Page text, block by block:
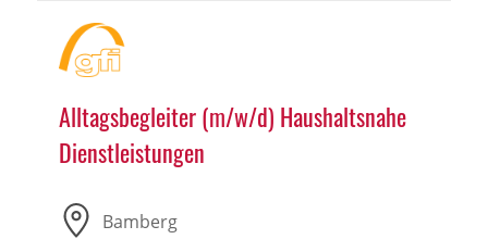
Alltagsbegleiter (m/w/d) Haushaltsnahe
Dienstleistungen
Bamberg